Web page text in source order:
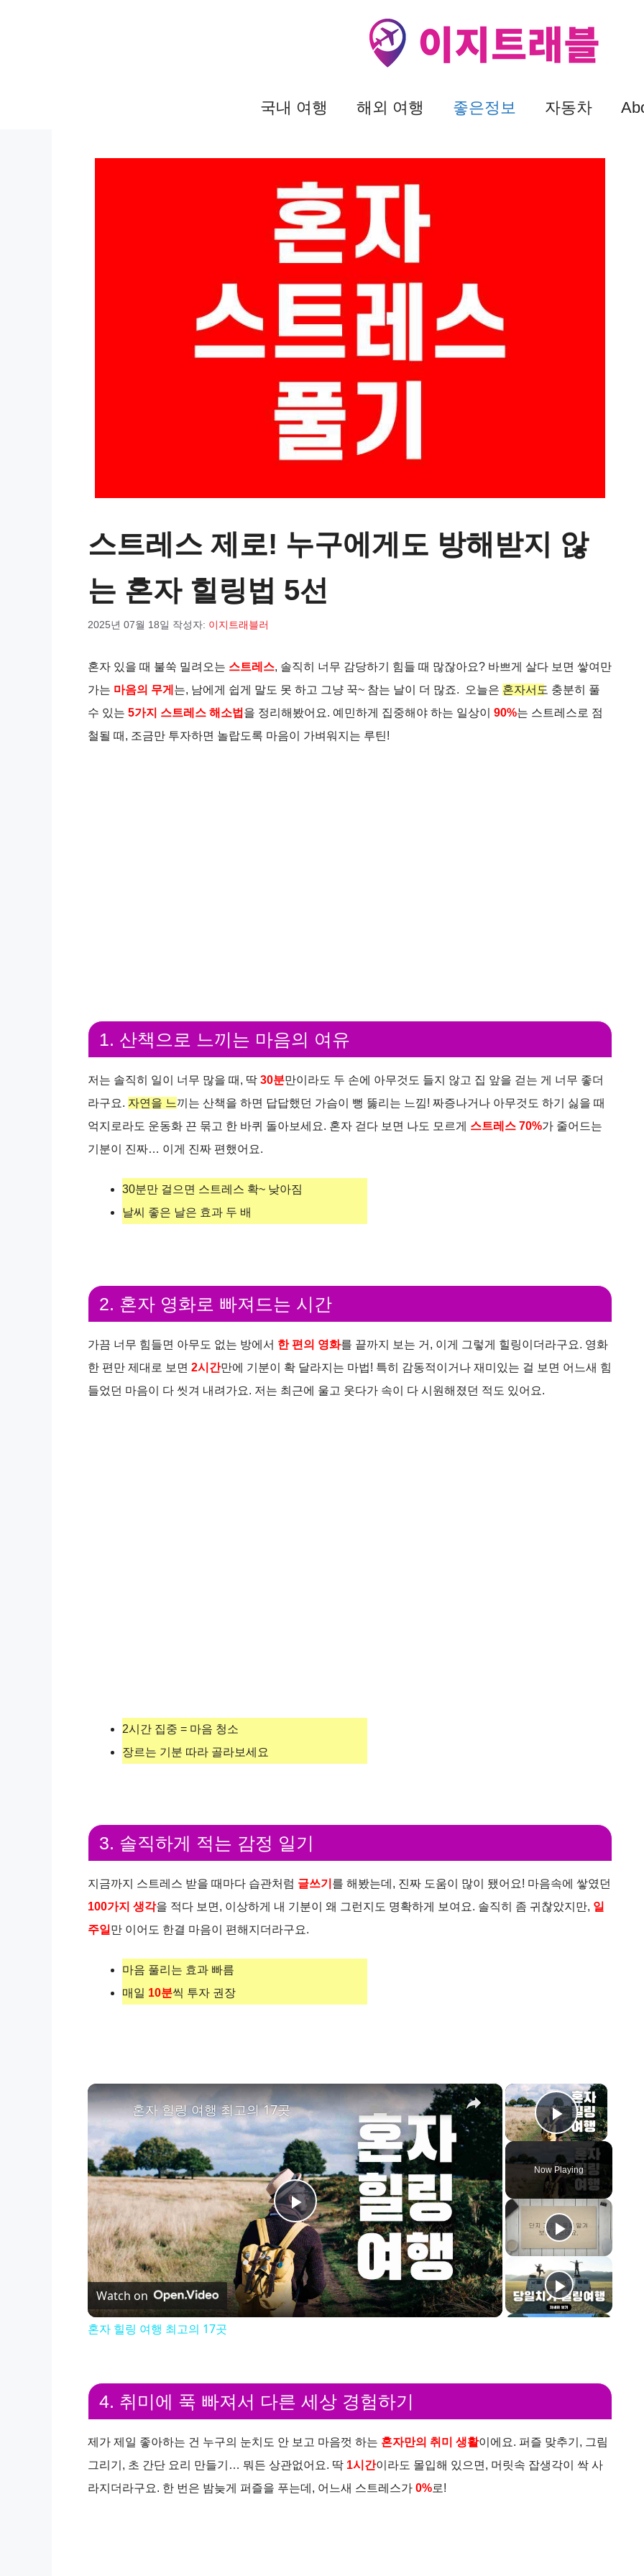
국내 여행 해외 여행 좋은정보 자동차
스트레스 제로! 누구에게도 방해받지 않
는 혼자 힐링법 5선
2025년 07월 18일 작성자: 이지트래블러
혼자 있을 때 불쑥 밀려오는 스트레스, 솔직히 너무 감당하기 힘들 때 많잖아요? 바쁘게 살다 보면 쌓여만
가는 마음의 무게 는, 남에게 쉽게 말도 못 하고 그냥 꾹~ 참는 날이 더 많죠. 오늘은 혼자서도 충분히 풀
수 있는 5가지 스트레스 해소법 을 정리해봤어요. 예민하게 집중해야 하는 일상이 90%는 스트레스로 점
철될 때, 조금만 투자하면 놀랍도록 마음이 가벼워지는 루틴!
1. 산책으로 느끼는 마음의 여유
저는 솔직히 일이 너무 많을 때, 딱 30분만이라도 두 손에 아무것도 들지 않고 집 앞을 걷는 게 너무 좋더
라구요. 자연을 느끼는 산책을 하면 답답했던 가슴이 뻥 뚫리는 느낌! 짜증나거나 아무것도 하기 싫을 때
억지로라도 운동화 끈 묶고 한 바퀴 돌아보세요. 혼자 걷다 보면 나도 모르게 스트레스 70%가 줄어드는
기분이 진짜… 이게 진짜 편했어요.
30분만 걸으면 스트레스 확~ 낮아짐
날씨 좋은 날은 효과 두 배
2. 혼자 영화로 빠져드는 시간
가끔 너무 힘들면 아무도 없는 방에서 한 편의 영화를 끝까지 보는 거, 이게 그렇게 힐링이더라구요. 영화
한 편만 제대로 보면 2시간만에 기분이 확 달라지는 마법! 특히 감동적이거나 재미있는 걸 보면 어느새 힘
들었던 마음이 다 씻겨 내려가요. 저는 최근에 울고 웃다가 속이 다 시원해졌던 적도 있어요.
2시간 집중 = 마음 청소
장르는 기분 따라 골라보세요
3. 솔직하게 적는 감정 일기
지금까지 스트레스 받을 때마다 습관처럼 글쓰기 를 해봤는데, 진짜 도움이 많이 됐어요! 마음속에 쌓였던
100가지 생각을 적다 보면, 이상하게 내 기분이 왜 그런지도 명확하게 보여요. 솔직히 좀 귀찮았지만, 일
주일 만 이어도 한결 마음이 편해지더라구요.
마음 풀리는 효과 빠름
매일 10분씩 투자 권장
×
Play
Now Playing
×
P
l
a
V
i
d
혼자 힐링 여행 최고의 17곳
Watch on
혼자 힐링 여행 최고의 17곳
4. 취미에 푹 빠져서 다른 세상 경험하기
제가 제일 좋아하는 건 누구의 눈치도 안 보고 마음껏 하는 혼자만의 취미 생활이에요. 퍼즐 맞추기, 그림
그리기, 초 간단 요리 만들기… 뭐든 상관없어요. 딱 1시간이라도 몰입해 있으면, 머릿속 잡생각이 싹 사
라지더라구요. 한 번은 밤늦게 퍼즐을 푸는데, 어느새 스트레스가 0%로!